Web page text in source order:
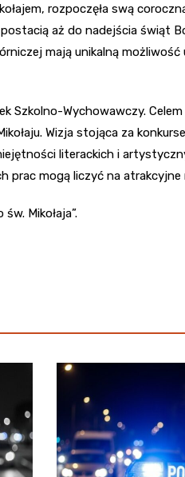
rozpoczęła swą
aż do nadejścia świąt
mają unikalną możliwość
Szkolno-Wychowawczy.
Wizja stojąca za
literackich i
prac mogą liczyć na atrakcyjne
Mikołaja”.